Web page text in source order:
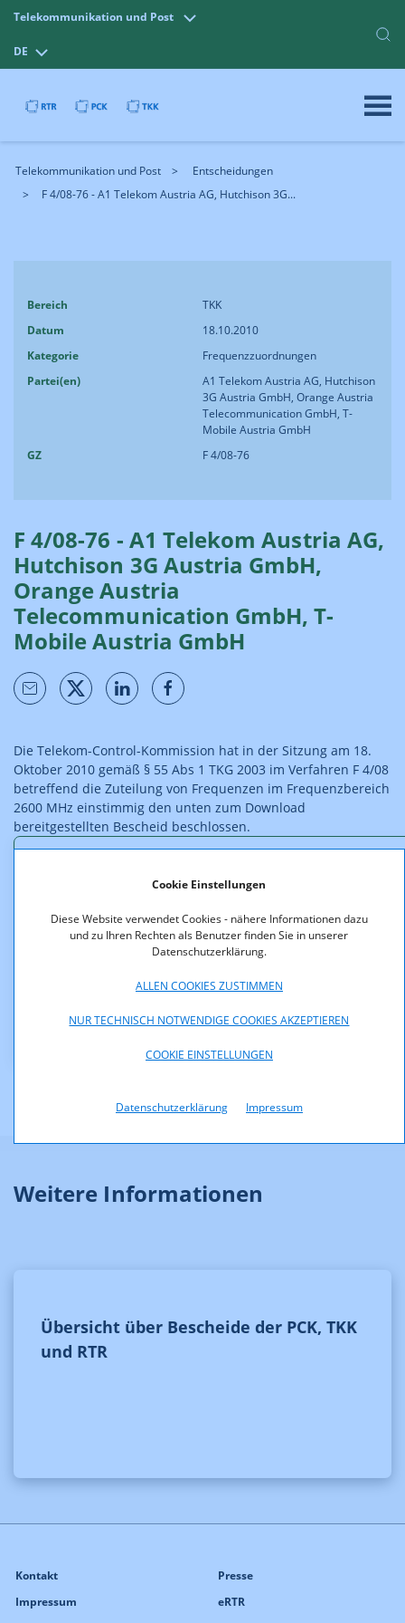
Cookie Einstellungen
Diese Website verwendet Cookies - nähere Informationen dazu
und zu Ihren Rechten als Benutzer finden Sie in unserer
Datenschutzerklärung.
ALLEN COOKIES ZUSTIMMEN
NUR TECHNISCH NOTWENDIGE COOKIES AKZEPTIEREN
COOKIE EINSTELLUNGEN
Datenschutzerklärung Impressum
Telekommunikation und Post
DE
Telekommunikation und Post
Entscheidungen
F 4/08-76 - A1 Telekom Austria AG, Hutchison 3G...
Bereich
TKK
Datum
18.10.2010
Kategorie
Frequenzzuordnungen
Partei(en)
A1 Telekom Austria AG, Hutchison
3G Austria GmbH, Orange Austria
Telecommunication GmbH, T-
Mobile Austria GmbH
GZ
F 4/08-76
F 4/08-76 - A1 Telekom Austria AG,
Hutchison 3G Austria GmbH,
Orange Austria
Telecommunication GmbH, T-
Mobile Austria GmbH
Die Telekom-Control-Kommission hat in der Sitzung am 18.
Oktober 2010 gemäß § 55 Abs 1 TKG 2003 im Verfahren F 4/08
betreffend die Zuteilung von Frequenzen im Frequenzbereich
2600 MHz einstimmig den unten zum Download
bereitgestellten Bescheid beschlossen.
Anhang_B.pdf (pdf, 47,4 KB)
2001_2008_477_EG.pdf (pdf, 56,1 KB)
F_4_08_Anlage_1.pdf (pdf, 117,2 KB)
F_4_08_Bescheid_web_01.pdf (pdf, 40,7 KB)
Weitere Informationen
Übersicht über Bescheide der PCK, TKK
und RTR
Kontakt
Impressum
Presse
eRTR